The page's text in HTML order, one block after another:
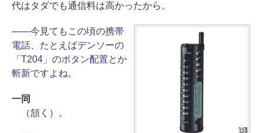
代はタダでも通信料は高かったから。
――今見てもこの頃の携帯
電話、たとえばデンソーの
「T204」のボタン配置とか
斬新ですよね。
一同
（頷く）。